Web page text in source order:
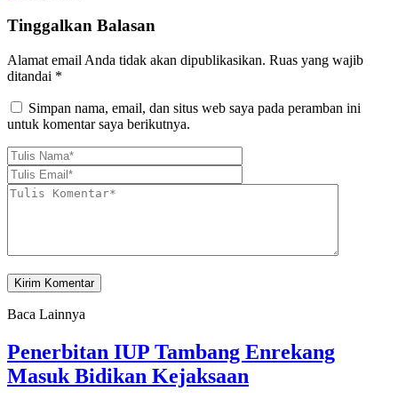
Tinggalkan Balasan
Alamat email Anda tidak akan dipublikasikan. Ruas yang wajib
ditandai *
Simpan nama, email, dan situs web saya pada peramban ini
untuk komentar saya berikutnya.
Baca Lainnya
Penerbitan IUP Tambang Enrekang
Masuk Bidikan Kejaksaan